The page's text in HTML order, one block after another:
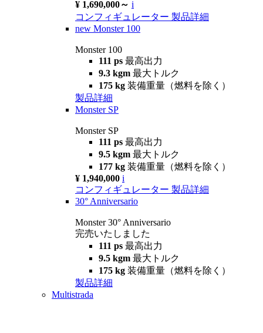
¥ 1,690,000～ i
コンフィギュレーター 製品詳細
new Monster 100
Monster 100
111 ps 最高出力
9.3 kgm 最大トルク
175 kg 装備重量（燃料を除く）
製品詳細
Monster SP
Monster SP
111 ps 最高出力
9.5 kgm 最大トルク
177 kg 装備重量（燃料を除く）
¥ 1,940,000 i
コンフィギュレーター 製品詳細
30° Anniversario
Monster 30° Anniversario
完売いたしました
111 ps 最高出力
9.5 kgm 最大トルク
175 kg 装備重量（燃料を除く）
製品詳細
Multistrada